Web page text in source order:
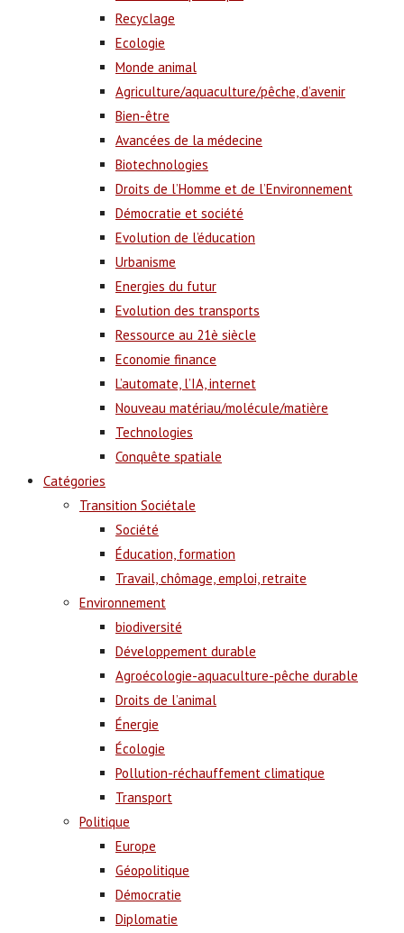
Recyclage
Ecologie
Monde animal
Agriculture/aquaculture/pêche, d’avenir
Bien-être
Avancées de la médecine
Biotechnologies
Droits de l’Homme et de l’Environnement
Démocratie et société
Evolution de l’éducation
Urbanisme
Energies du futur
Evolution des transports
Ressource au 21è siècle
Economie finance
L’automate, l’IA, internet
Nouveau matériau/molécule/matière
Technologies
Conquête spatiale
Catégories
Transition Sociétale
Société
Éducation, formation
Travail, chômage, emploi, retraite
Environnement
biodiversité
Développement durable
Agroécologie-aquaculture-pêche durable
Droits de l’animal
Énergie
Écologie
Pollution-réchauffement climatique
Transport
Politique
Europe
Géopolitique
Démocratie
Diplomatie